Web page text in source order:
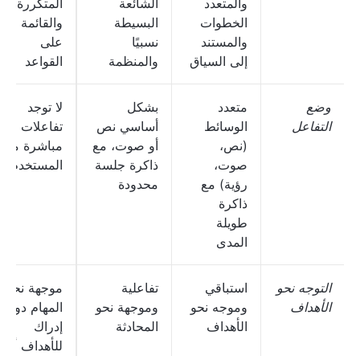
والمتعدد
الخطوات
والمستند
إلى السياق
الشائعة
البسيطة
نسبيًا
والمنظمة
المتكررة
والقائمة
على
القواعد
وضع
التفاعل
متعدد
الوسائط
(نص،
صوت،
رؤية) مع
ذاكرة
طويلة
المدى
بشكل
أساسي نص
أو صوت، مع
ذاكرة جلسة
محدودة
لا توجد
تفاعلات
مباشرة مع
المستخدم
التوجه نحو
الأهداف
استباقي
وموجه نحو
الأهداف
تفاعلية
وموجهة نحو
المحادثة
موجهة نحو
المهام دون
إدراك
للأهداف أو